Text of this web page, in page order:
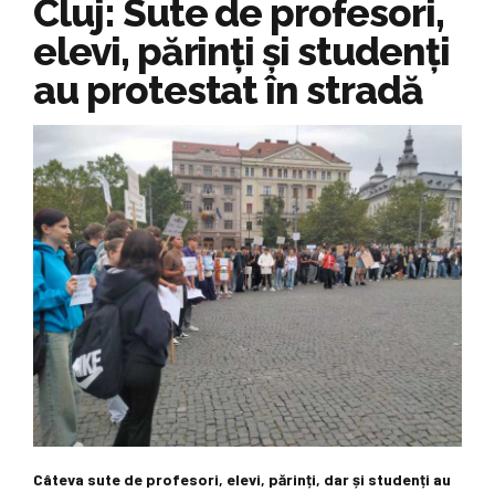
Cluj: Sute de profesori,
elevi, părinți și studenți
au protestat în stradă
Câteva sute de profesori, elevi, părinți, dar și studenți au